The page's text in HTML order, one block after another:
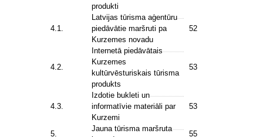
produkti
4.1.
Latvijas tūrisma aģentūru
piedāvātie maršruti pa
Kurzemes novadu
52
4.2.
Internetā piedāvātais
Kurzemes
kultūrvēsturiskais tūrisma
produkts
53
4.3.
Izdotie bukleti un
informatīvie materiāli par
Kurzemi
53
5.
Jauna tūrisma maršruta
55